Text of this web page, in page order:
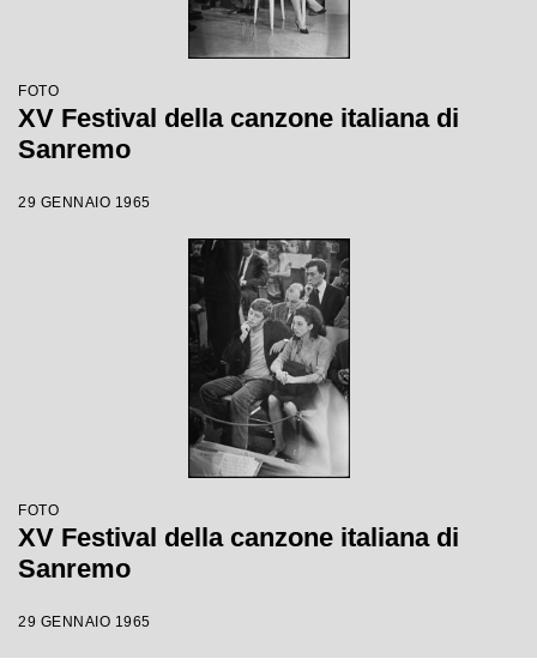
FOTO
XV Festival della canzone italiana di
Sanremo
29 GENNAIO 1965
FOTO
XV Festival della canzone italiana di
Sanremo
29 GENNAIO 1965